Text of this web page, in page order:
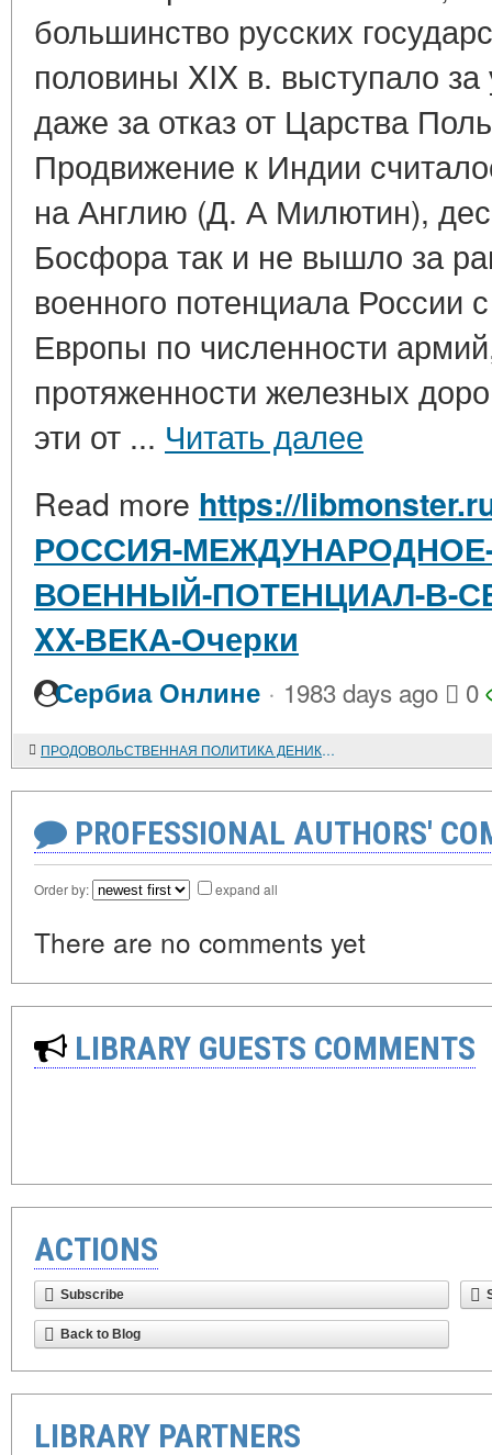
большинство русских
половины XIX в. выступало
даже за отказ от Царства
Продвижение к Индии
на Англию (Д. А Милютин),
Босфора так и не вышло за
военного потенциала
Европы по численности
протяженности железных
эти от ... Читать далее
Read more https://
РОССИЯ-
ВОЕННЫЙ-ПОТЕНЦИАЛ-В-
XX-ВЕКА-Очерки
Сербиа Онлине · 1983 days ago 0
ПРОДОВОЛЬСТВЕННАЯ ПОЛИТИКА ДЕНИКИНСКОГО ПРАВИТЕЛЬСТВА
PROFESSIONAL AUTHORS'
Order by: expand all
There are no comments yet
LIBRARY GUESTS COMMENTS
ACTIONS
Subscribe
Back to Blog
LIBRARY PARTNERS